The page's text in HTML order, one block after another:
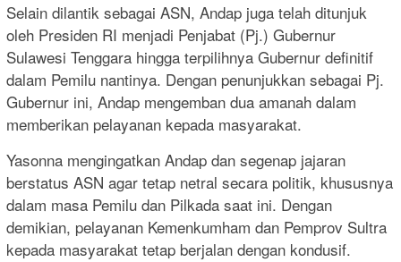
Selain dilantik sebagai ASN, Andap juga telah ditunjuk
oleh Presiden RI menjadi Penjabat (Pj.) Gubernur
Sulawesi Tenggara hingga terpilihnya Gubernur definitif
dalam Pemilu nantinya. Dengan penunjukkan sebagai Pj.
Gubernur ini, Andap mengemban dua amanah dalam
memberikan pelayanan kepada masyarakat.
Yasonna mengingatkan Andap dan segenap jajaran
berstatus ASN agar tetap netral secara politik, khususnya
dalam masa Pemilu dan Pilkada saat ini. Dengan
demikian, pelayanan Kemenkumham dan Pemprov Sultra
kepada masyarakat tetap berjalan dengan kondusif.